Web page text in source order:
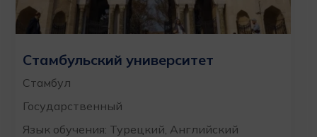
Стамбульский университет
Стамбул
Государственный
Язык обучения: Турецкий, Английский